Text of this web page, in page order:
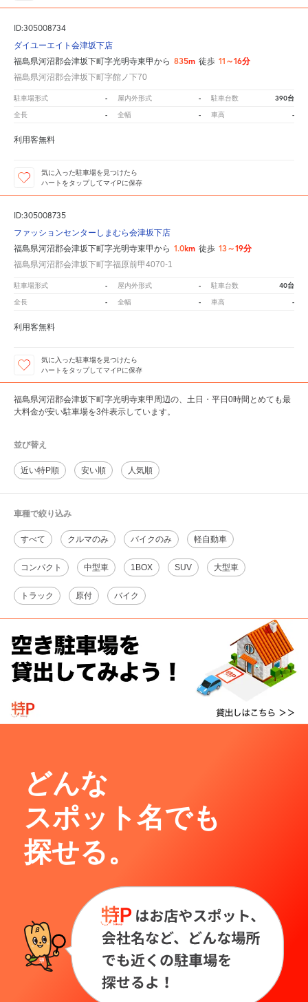
ID:305008734
ダイユーエイト会津坂下店
福島県河沼郡会津坂下町字光明寺東甲から 835m 徒歩 11～16分
福島県河沼郡会津坂下町字館ノ下70
駐車場形式 - 屋内外形式 - 駐車台数 390台
全長 - 全幅 - 車高 -
利用客無料
気に入った駐車場を見つけたら
ハートをタップしてマイPに保存
ID:305008735
ファッションセンターしまむら会津坂下店
福島県河沼郡会津坂下町字光明寺東甲から 1.0km 徒歩 13～19分
福島県河沼郡会津坂下町字福原前甲4070-1
駐車場形式 - 屋内外形式 - 駐車台数 40台
全長 - 全幅 - 車高 -
利用客無料
気に入った駐車場を見つけたら
ハートをタップしてマイPに保存
福島県河沼郡会津坂下町字光明寺東甲周辺の、土日・平日0時間とめても最
大料金が安い駐車場を3件表示しています。
並び替え
近い特P順 安い順 人気順
車種で絞り込み
すべて クルマのみ バイクのみ 軽自動車
コンパクト 中型車 1BOX SUV 大型車
トラック 原付 バイク
どんな
スポット名でも
探せる。